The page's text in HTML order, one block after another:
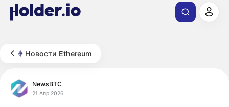
Новости Ethereum
NewsBTC
21 Апр 2026